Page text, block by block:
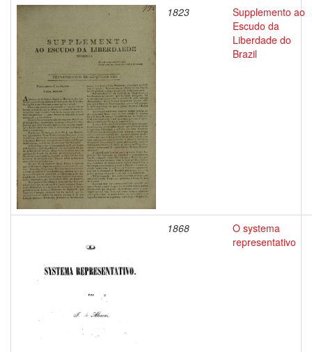
1823
Supplemento ao
Escudo da
Liberdade do
Brazil
1868
O systema
representativo